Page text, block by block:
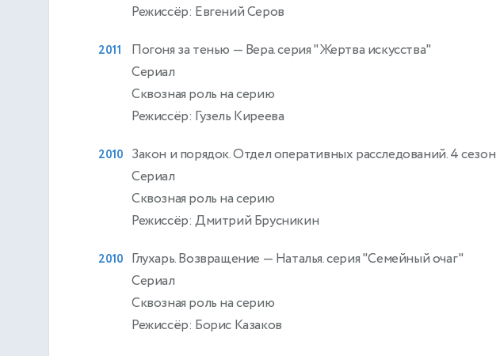
Режиссёр: Евгений Серов
2011 Погоня за тенью — Вера. серия "Жертва искусства"
Сериал
Сквозная роль на серию
Режиссёр: Гузель Киреева
2010 Закон и порядок. Отдел оперативных расследований. 4 сезон
Сериал
Сквозная роль на серию
Режиссёр: Дмитрий Брусникин
2010 Глухарь. Возвращение — Наталья. серия "Семейный очаг"
Сериал
Сквозная роль на серию
Режиссёр: Борис Казаков